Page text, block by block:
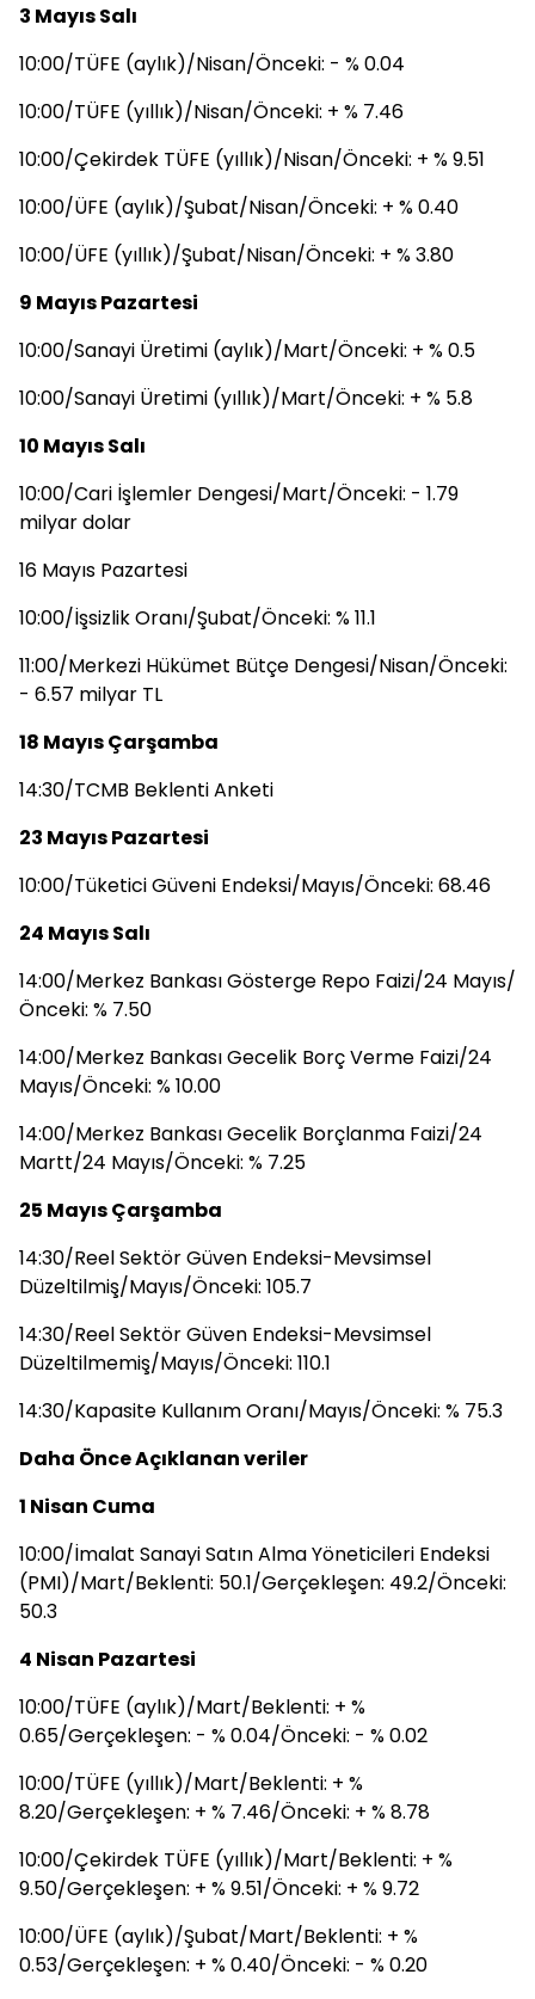
3 Mayıs Salı
10:00/TÜFE (aylık)/Nisan/Önceki: - % 0.04
10:00/TÜFE (yıllık)/Nisan/Önceki: + % 7.46
10:00/Çekirdek TÜFE (yıllık)/Nisan/Önceki: + % 9.51
10:00/ÜFE (aylık)/Şubat/Nisan/Önceki: + % 0.40
10:00/ÜFE (yıllık)/Şubat/Nisan/Önceki: + % 3.80
9 Mayıs Pazartesi
10:00/Sanayi Üretimi (aylık)/Mart/Önceki: + % 0.5
10:00/Sanayi Üretimi (yıllık)/Mart/Önceki: + % 5.8
10 Mayıs Salı
10:00/Cari İşlemler Dengesi/Mart/Önceki: - 1.79
milyar dolar
16 Mayıs Pazartesi
10:00/İşsizlik Oranı/Şubat/Önceki: % 11.1
11:00/Merkezi Hükümet Bütçe Dengesi/Nisan/Önceki:
- 6.57 milyar TL
18 Mayıs Çarşamba
14:30/TCMB Beklenti Anketi
23 Mayıs Pazartesi
10:00/Tüketici Güveni Endeksi/Mayıs/Önceki: 68.46
24 Mayıs Salı
14:00/Merkez Bankası Gösterge Repo Faizi/24 Mayıs/
Önceki: % 7.50
14:00/Merkez Bankası Gecelik Borç Verme Faizi/24
Mayıs/Önceki: % 10.00
14:00/Merkez Bankası Gecelik Borçlanma Faizi/24
Martt/24 Mayıs/Önceki: % 7.25
25 Mayıs Çarşamba
14:30/Reel Sektör Güven Endeksi-Mevsimsel
Düzeltilmiş/Mayıs/Önceki: 105.7
14:30/Reel Sektör Güven Endeksi-Mevsimsel
Düzeltilmemiş/Mayıs/Önceki: 110.1
14:30/Kapasite Kullanım Oranı/Mayıs/Önceki: % 75.3
Daha Önce Açıklanan veriler
1 Nisan Cuma
10:00/İmalat Sanayi Satın Alma Yöneticileri Endeksi
(PMI)/Mart/Beklenti: 50.1/Gerçekleşen: 49.2/Önceki:
50.3
4 Nisan Pazartesi
10:00/TÜFE (aylık)/Mart/Beklenti: + %
0.65/Gerçekleşen: - % 0.04/Önceki: - % 0.02
10:00/TÜFE (yıllık)/Mart/Beklenti: + %
8.20/Gerçekleşen: + % 7.46/Önceki: + % 8.78
10:00/Çekirdek TÜFE (yıllık)/Mart/Beklenti: + %
9.50/Gerçekleşen: + % 9.51/Önceki: + % 9.72
10:00/ÜFE (aylık)/Şubat/Mart/Beklenti: + %
0.53/Gerçekleşen: + % 0.40/Önceki: - % 0.20